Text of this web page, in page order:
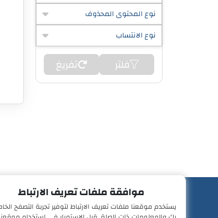
نوع المحتوى المحذوف
نوع الانتساب
فلتر تفريغ
موافقة ملفات تعريف الارتباط
يستخدم موقعنا ملفات تعريف الارتباط لتوفير تجربة التصفح